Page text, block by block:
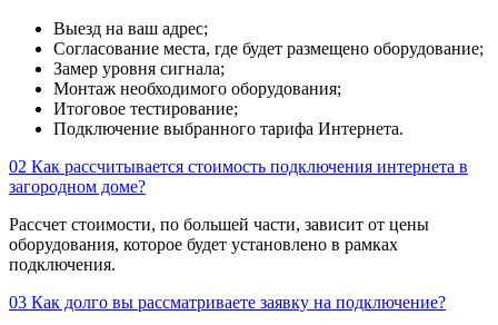
Выезд на ваш адрес;
Согласование места, где будет размещено оборудование;
Замер уровня сигнала;
Монтаж необходимого оборудования;
Итоговое тестирование;
Подключение выбранного тарифа Интернета.
02 Как рассчитывается стоимость подключения интернета в
загородном доме?
Рассчет стоимости, по большей части, зависит от цены
оборудования, которое будет установлено в рамках
подключения.
03 Как долго вы рассматриваете заявку на подключение?